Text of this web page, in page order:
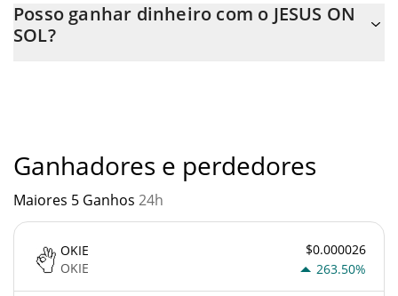
transferência p2p. E a melhor maneira de trocar JESUS ON SOL
é através de um bot de 3commas.
Posso ganhar dinheiro com o JESUS ON
SOL?
Ganhadores e perdedores
Maiores 5 Ganhos 24h
OKIE
OKIE
$0.000026
263.50%